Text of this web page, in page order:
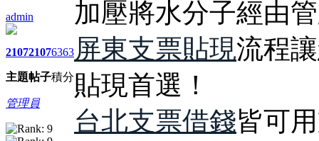
admin
2107
主題
2107
帖子
6363
積分
管理員
加壓將水分子經由
屏東支票貼現流程
貼現首選！
台北支票借錢皆可